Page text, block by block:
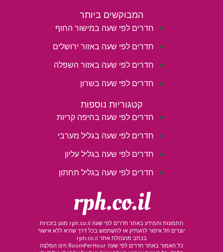
המבוקשים ביותר
חדרים לפי שעה במישור החוף
חדרים לפי שעה באזור ירושלים
חדרים לפי שעה באזור השפלה
חדרים לפי שעה בשרון
קטגוריות נוספות
חדרים לפי שעה בחיפה קריות
חדרים לפי שעה בגליל מערבי
חדרים לפי שעה בגליל עליון
חדרים לפי שעה בגליל תחתון
rph.co.il
התמונות והמידע באתר חדרים לפי שעה rph.co.il מוגן בזכויות
יוצרים חל איסור להעתיק או להשתמש בכל דרך שהיא ללא אישור
בכתב מהנהלת אתר rph.co.il
כל האמור באתר חדרים לפי שעה RoomPerHour הינו המלצה